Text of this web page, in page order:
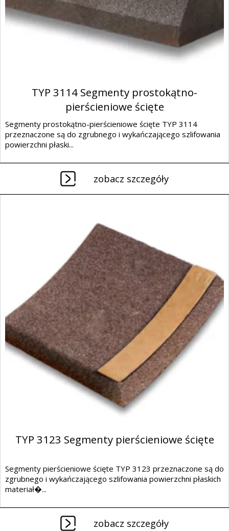
TYP 3114 Segmenty prostokątno-
pierścieniowe ścięte
Segmenty prostokątno-pierścieniowe ścięte TYP 3114
przeznaczone są do zgrubnego i wykańczającego szlifowania
powierzchni płaski...
zobacz szczegóły
TYP 3123 Segmenty pierścieniowe ścięte
Segmenty pierścieniowe ścięte TYP 3123 przeznaczone są do
zgrubnego i wykańczającego szlifowania powierzchni płaskich
materiał�...
zobacz szczegóły